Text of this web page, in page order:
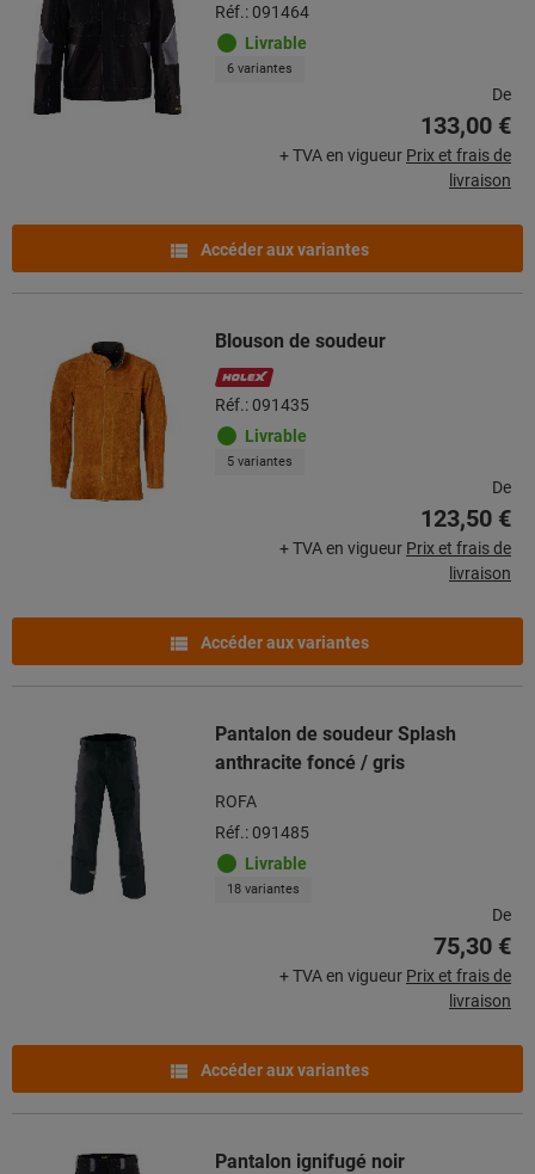
Réf.: 091464
Livrable
6 variantes
De
133,00 €
+ TVA en vigueur Prix et frais de
livraison
Accéder aux variantes
Blouson de soudeur
Réf.: 091435
Livrable
5 variantes
De
123,50 €
+ TVA en vigueur Prix et frais de
livraison
Accéder aux variantes
Pantalon de soudeur Splash
anthracite foncé / gris
ROFA
Réf.: 091485
Livrable
18 variantes
De
75,30 €
+ TVA en vigueur Prix et frais de
livraison
Accéder aux variantes
Pantalon ignifugé noir